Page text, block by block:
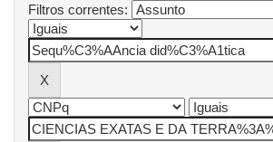
Filtros correntes: